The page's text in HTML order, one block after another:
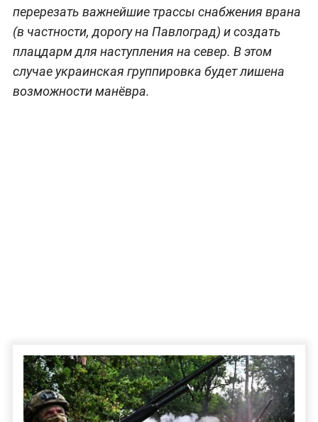
перерезать важнейшие трассы снабжения врана
(в частности, дорогу на Павлоград) и создать
плацдарм для наступления на север. В этом
случае украинская группировка будет лишена
возможности манёвра.